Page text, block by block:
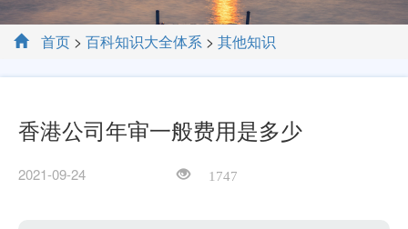
首页 > 百科知识大全体系 > 其他知识
香港公司年审一般费用是多少
2021-09-24 1747